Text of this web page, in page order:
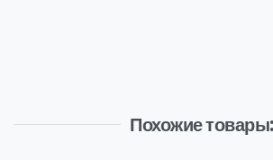
Похожие товары: